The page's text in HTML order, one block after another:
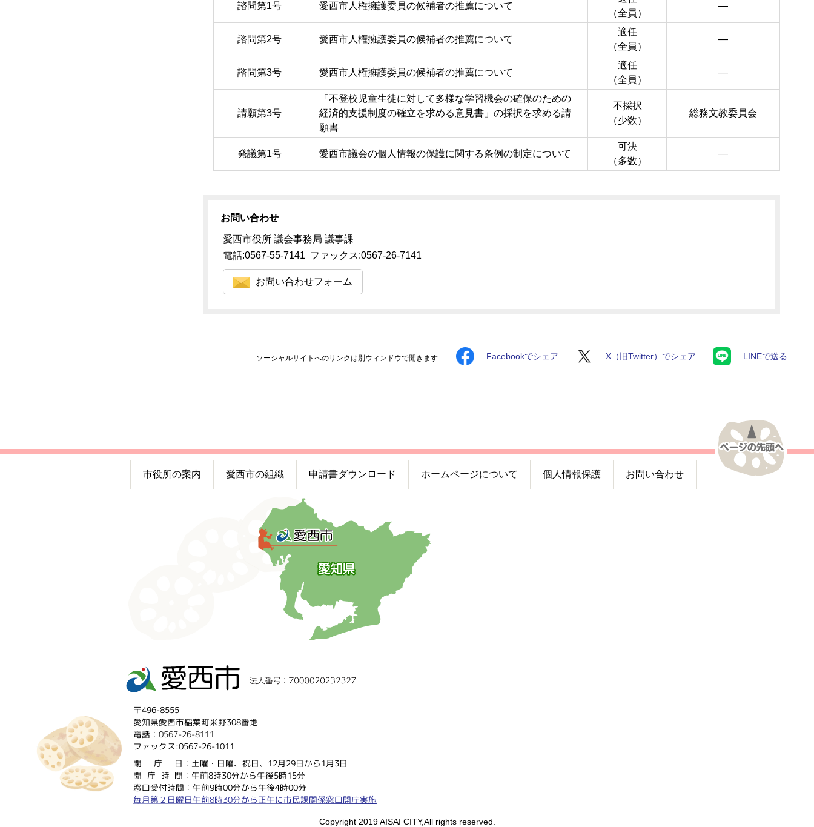
諮問第1号 愛西市人権擁護委員の候補者の推薦について
（全員）
―
諮問第2号 愛西市人権擁護委員の候補者の推薦について
適任
（全員）
―
諮問第3号 愛西市人権擁護委員の候補者の推薦について
適任
（全員）
―
請願第3号
「不登校児童生徒に対して多様な学習機会の確保のための
経済的支援制度の確立を求める意見書」の採択を求める請
願書
不採択
（少数）
総務文教委員会
発議第1号 愛西市議会の個人情報の保護に関する条例の制定について
可決
（多数）
―
お問い合わせ
愛西市役所 議会事務局 議事課
電話:0567-55-7141 ファックス:0567-26-7141
お問い合わせフォーム
ソーシャルサイトへのリンクは別ウィンドウで開きます Facebookでシェア X（旧Twitter）でシェア LINEで送る
市役所の案内 愛西市の組織 申請書ダウンロード ホームページについて 個人情報保護 お問い合わせ
〒496-8555
愛知県愛西市稲葉町米野308番地
電話：0567-26-8111
ファックス:0567-26-1011
閉庁 日：土曜・日曜、祝日、12月29日から1月3日
開庁時 間：午前8時30分から午後5時15分
窓口受付時間：午前9時00分から午後4時00分
毎月第２日曜日午前8時30分から正午に市民課関係窓口開庁実施
Copyright 2019 AISAI CITY,All rights reserved.